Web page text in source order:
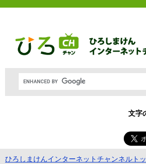
文字
ひろしまけんインターネットチャンネルト